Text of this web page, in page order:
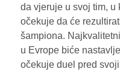
da vjeruje u svoj tim, u
očekuje da će
šampiona.
u Evrope biće
očekuje duel pred